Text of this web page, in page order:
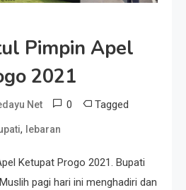
Pimpin Apel
2021
Net 0 Tagged
, lebaran
Ketupat Progo 2021. Bupati
pagi hari ini menghadiri dan